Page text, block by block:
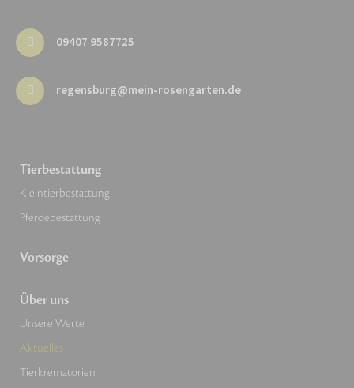
09407 9587725
regensburg@mein-rosengarten.de
Tierbestattung
Kleintierbestattung
Pferdebestattung
Vorsorge
Über uns
Unsere Werte
Aktuelles
Tierkrematorien